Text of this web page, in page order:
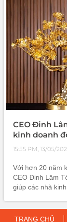
CEO Đinh
kinh doanh
15:55 PM, 13/05/
Với hơn 20 năm
CEO Đinh Lâm
giúp các nhà
TRANG CHỦ